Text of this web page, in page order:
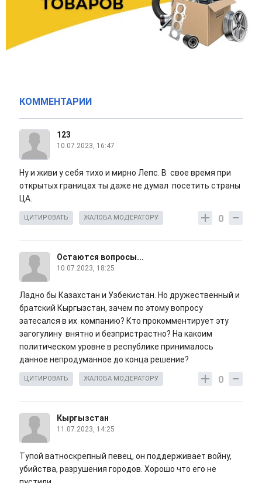
КОММЕНТАРИИ
123
10.07.2023, 16:47
Ну и живи у себя тихо и мирно Лепс. В свое время при
открытых границах ты даже не думал посетить страны
ЦА.
0
ЦИТИРОВАТЬ ЖАЛОБА МОДЕРАТОРУ
Остаются вопросы...
10.07.2023, 18:25
Ладно бы Казахстан и Узбекистан. Но дружественный и
братский Кыргызстан, зачем по этому вопросу
затесался в их компанию? Кто прокомментирует эту
загогулину внятно и безпристрастно? На какоим
политическом уровне в республике принималось
данное непродуманное до конца решение?
0
ЦИТИРОВАТЬ ЖАЛОБА МОДЕРАТОРУ
Кыргызстан
11.07.2023, 14:25
Тупой ватноскрепный певец, он поддерживает войну,
убийства, разрушения городов. Хорошо что его не